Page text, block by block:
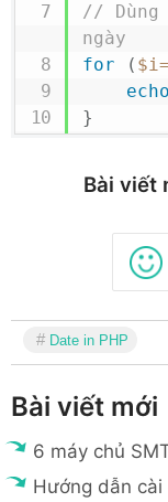
// Dùng
ngày
for
( $i=
echo
}
Bài viết
Date in PHP
Bài viết mới
6 máy chủ
Hướng dẫn